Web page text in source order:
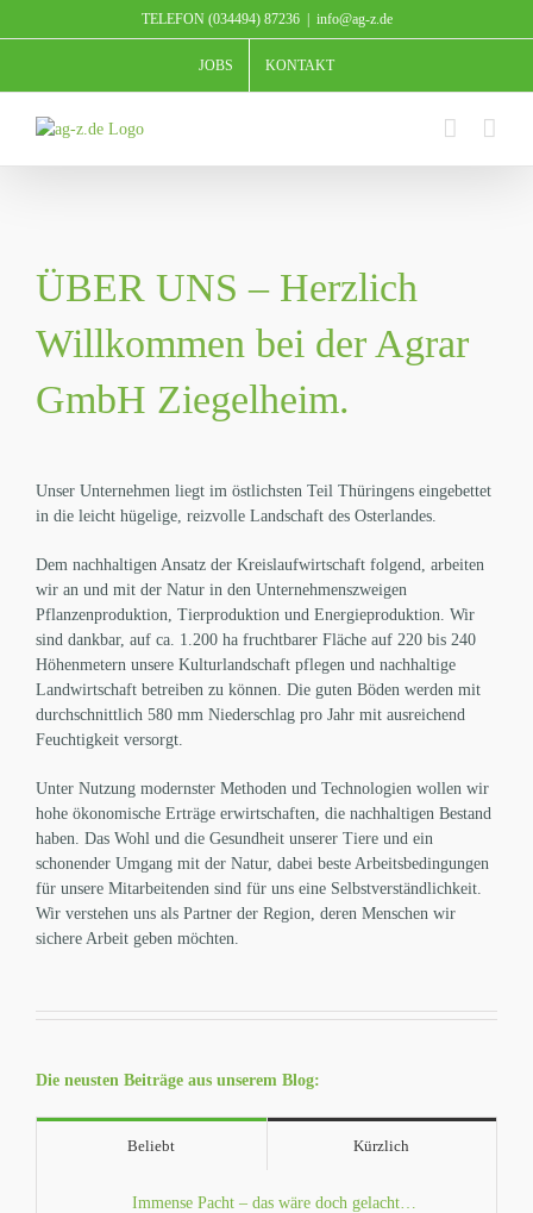
Inhalt
TELEFON (034494) 87236 info@ag-z.de
JOBS KONTAKT
ÜBER UNS – Herzlich
Willkommen bei der Agrar
GmbH Ziegelheim.
Unser Unternehmen liegt im östlichsten Teil Thüringens eingebettet
in die leicht hügelige, reizvolle Landschaft des Osterlandes.
Dem nachhaltigen Ansatz der Kreislaufwirtschaft folgend, arbeiten
wir an und mit der Natur in den Unternehmenszweigen
Pflanzenproduktion, Tierproduktion und Energieproduktion. Wir
sind dankbar, auf ca. 1.200 ha fruchtbarer Fläche auf 220 bis 240
Höhenmetern unsere Kulturlandschaft pflegen und nachhaltige
Landwirtschaft betreiben zu können. Die guten Böden werden mit
durchschnittlich 580 mm Niederschlag pro Jahr mit ausreichend
Feuchtigkeit versorgt.
Unter Nutzung modernster Methoden und Technologien wollen wir
hohe ökonomische Erträge erwirtschaften, die nachhaltigen Bestand
haben. Das Wohl und die Gesundheit unserer Tiere und ein
schonender Umgang mit der Natur, dabei beste Arbeitsbedingungen
für unsere Mitarbeitenden sind für uns eine Selbstverständlichkeit.
Wir verstehen uns als Partner der Region, deren Menschen wir
sichere Arbeit geben möchten.
Die neusten Beiträge aus unserem Blog:
Beliebt Kürzlich
Immense Pacht – das wäre doch gelacht…